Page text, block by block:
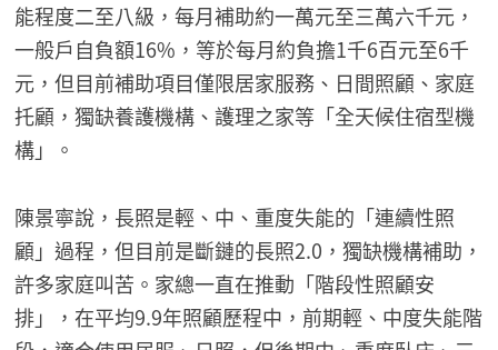
能程度二至八級，每月補助約一萬元至三萬六千元，
一般戶自負額16%，等於每月約負擔1千6百元至6千
元，但目前補助項目僅限居家服務、日間照顧、家庭
托顧，獨缺養護機構、護理之家等「全天候住宿型機
構」。
陳景寧說，長照是輕、中、重度失能的「連續性照
顧」過程，但目前是斷鏈的長照2.0，獨缺機構補助，
許多家庭叫苦。家總一直在推動「階段性照顧安
排」，在平均9.9年照顧歷程中，前期輕、中度失能階